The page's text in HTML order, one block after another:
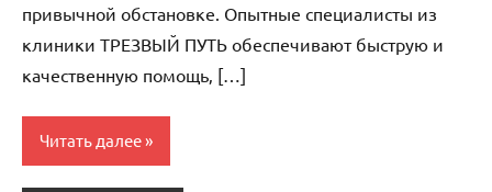
привычной обстановке. Опытные специалисты из
клиники ТРЕЗВЫЙ ПУТЬ обеспечивают быструю и
качественную помощь‚ […]
Читать далее